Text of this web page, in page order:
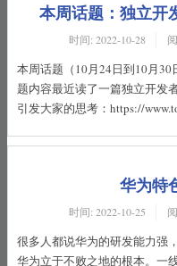
本周话题：独立开
时间: 2022-10-28
本周话题（10月24日到10月
题内容最近读了一篇独立开发
引发大家的思考：https://
华为特
时间: 2022-10-25
很多人都说华为的研发能力强
华为立于不败之地的根本。一